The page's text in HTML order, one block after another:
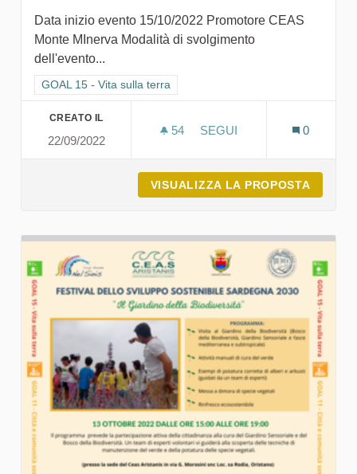
Data inizio evento 15/10/2022 Promotore CEAS
Monte MInerva Modalità di svolgimento
dell'evento...
Filtra i risultati per categoria: GOAL 15 - Vita sulla terra
GOAL 15 - Vita sulla terra
CREATO IL
22/09/2022
54 54 SOSTENITORI
SEGUI
0
VISUALIZZA LA PROPOSTA